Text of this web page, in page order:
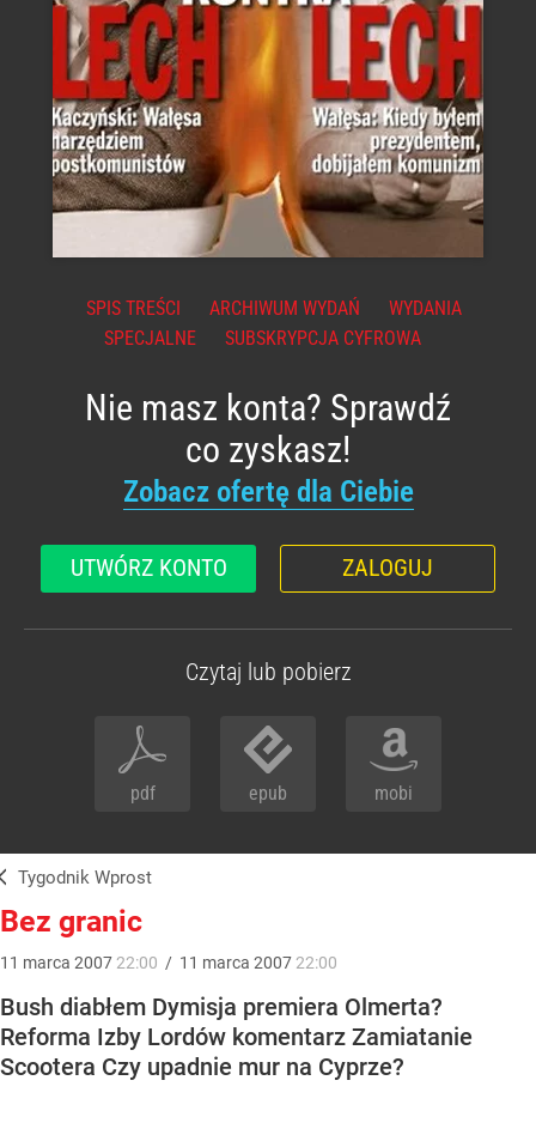
SPIS TREŚCI ARCHIWUM WYDAŃ
WYDANIA
SPECJALNE
SUBSKRYPCJA CYFROWA
Nie masz konta? Sprawdź
co zyskasz!
Zobacz ofertę dla Ciebie
UTWÓRZ KONTO ZALOGUJ
Czytaj lub pobierz
pdf epub mobi
Tygodnik Wprost
Bez granic
11 marca 2007 22:00 / 11 marca 2007 22:00
Bush diabłem Dymisja premiera Olmerta?
Reforma Izby Lordów komentarz Zamiatanie
Scootera Czy upadnie mur na Cyprze?